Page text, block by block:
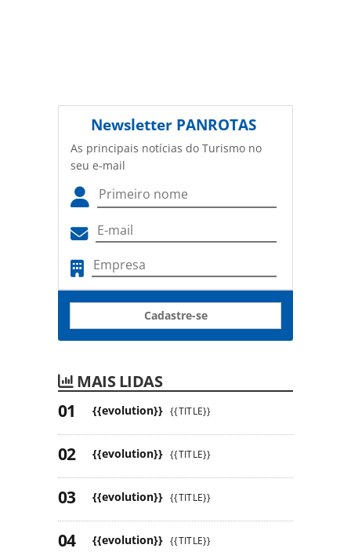
Newsletter PANROTAS
As principais notícias do Turismo no
seu e-mail
Cadastre-se
MAIS LIDAS
{{evolution}} {{TITLE}}
{{evolution}} {{TITLE}}
{{evolution}} {{TITLE}}
{{evolution}} {{TITLE}}